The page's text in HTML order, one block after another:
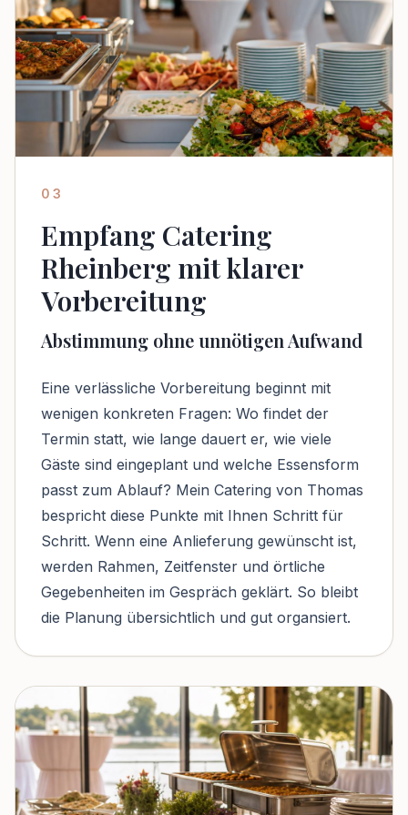
03
Empfang Catering
Rheinberg mit klarer
Vorbereitung
Abstimmung ohne unnötigen Aufwand
Eine verlässliche Vorbereitung beginnt mit
wenigen konkreten Fragen: Wo findet der
Termin statt, wie lange dauert er, wie viele
Gäste sind eingeplant und welche Essensform
passt zum Ablauf? Mein Catering von Thomas
bespricht diese Punkte mit Ihnen Schritt für
Schritt. Wenn eine Anlieferung gewünscht ist,
werden Rahmen, Zeitfenster und örtliche
Gegebenheiten im Gespräch geklärt. So bleibt
die Planung übersichtlich und gut organsiert.